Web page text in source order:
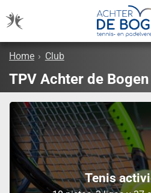
Home › Club
TPV Achter de Bogen
Tenis